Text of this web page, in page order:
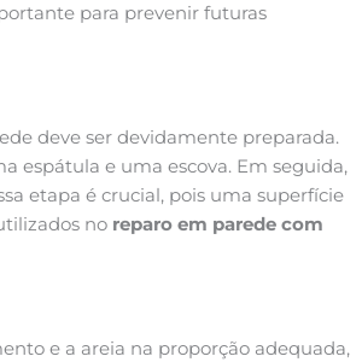
para prevenir futuras
deve ser devidamente preparada.
espátula e uma escova. Em seguida,
etapa é crucial, pois uma superfície
no reparo em parede com
e a areia na proporção adequada,